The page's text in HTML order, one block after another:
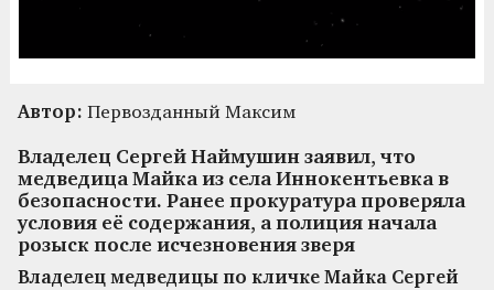
Автор: Первозданный Максим
Владелец Сергей Наймушин заявил, что
медведица Майка из села Иннокентьевка в
безопасности. Ранее прокуратура проверяла
условия её содержания, а полиция начала
розыск после исчезновения зверя
Владелец медведицы по кличке Майка Сергей